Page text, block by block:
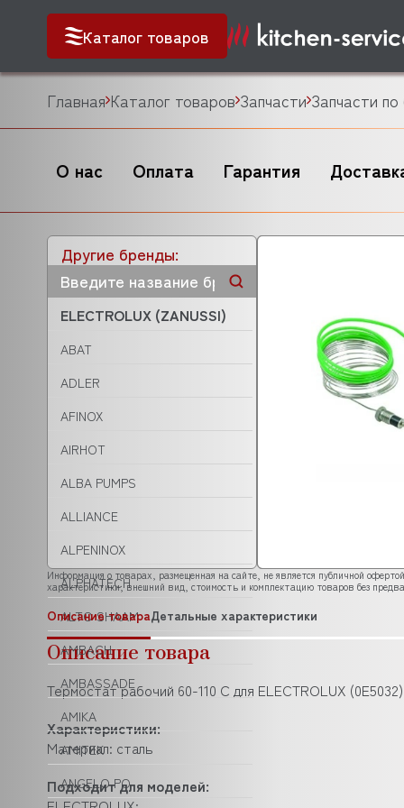
Каталог товаров
Главная Каталог товаров Запчасти Запчасти
О нас Оплата Гарантия
Другие бренды:
ELECTROLUX (ZANUSSI)
ABAT
ADLER
AFINOX
AIRHOT
ALBA PUMPS
ALLIANCE
ALPENINOX
ALPHATECH
ALTO SHAAM
AMBACH
AMBASSADE
AMIKA
AMITEK
ANGELO PO
Информация о товарах, размещенная на сайте, не является публичной
характеристики, внешний вид, стоимость и комплектацию товаров без
Описание товараДетальные характеристики
Описание товара
Термостат рабочий 60-110 С для ELECTROLUX (0Е5032)
Характеристики:
Материал: сталь
Подходит для моделей: